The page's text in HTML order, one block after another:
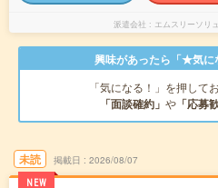
派遣会社 エムスリーソリ
興味があったら「★気に
「気になる！」を押して
「面談確約」 や 「応募
未読
NEW
掲載日 2026/08/07